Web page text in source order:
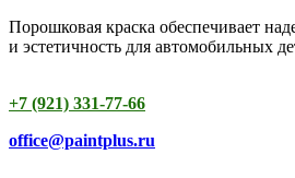
Порошковая краска обеспечивает
и эстетичность для автомобильных
+7 (921) 331-77-66
office@paintplus.ru